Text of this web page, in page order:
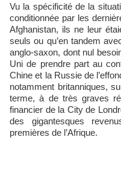
Vu la spécificité de la
conditionnée par les
Afghanistan, ils ne leur
seuls ou qu’en tandem
anglo-saxon, dont nul
Uni de prendre part au
Chine et la Russie de
notamment britanniques,
terme, à de très graves
financier de la City de
des gigantesques
premières de l’Afrique.